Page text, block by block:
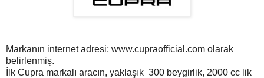
Markanın internet adresi; www.cupraofficial.com olarak
belirlenmiş.
İlk Cupra markalı aracın, yaklaşık 300 beygirlik, 2000 cc lik